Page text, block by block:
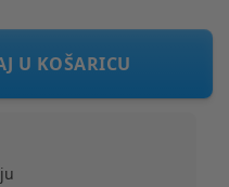
Ž Šareno 152
U KOŠARICU